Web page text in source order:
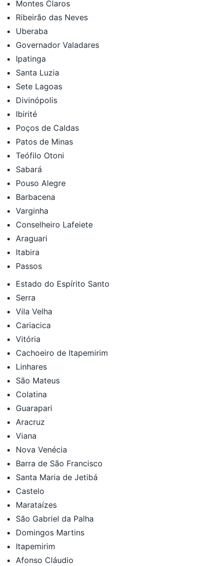
Montes Claros
Ribeirão das Neves
Uberaba
Governador Valadares
Ipatinga
Santa Luzia
Sete Lagoas
Divinópolis
Ibirité
Poços de Caldas
Patos de Minas
Teófilo Otoni
Sabará
Pouso Alegre
Barbacena
Varginha
Conselheiro Lafeiete
Araguari
Itabira
Passos
Estado do Espírito Santo
Serra
Vila Velha
Cariacica
Vitória
Cachoeiro de Itapemirim
Linhares
São Mateus
Colatina
Guarapari
Aracruz
Viana
Nova Venécia
Barra de São Francisco
Santa Maria de Jetibá
Castelo
Marataízes
São Gabriel da Palha
Domingos Martins
Itapemirim
Afonso Cláudio